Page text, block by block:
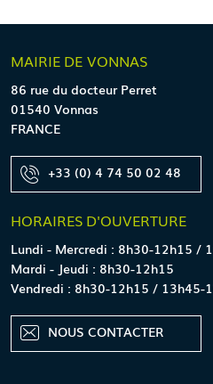
MAIRIE DE VONNAS
86 rue du docteur Perret
01540 Vonnas
FRANCE
+33 (0) 4 74 50 02 48
HORAIRES D'OUVERTURE
Lundi - Mercredi : 8h30-12h15 /
Mardi - Jeudi : 8h30-12h15
Vendredi : 8h30-12h15 / 13h45-
NOUS CONTACTER